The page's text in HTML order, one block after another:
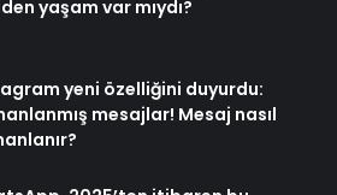
yaşam var mıydı?
yeni özelliğini duyurdu:
mesajlar! Mesaj nasıl